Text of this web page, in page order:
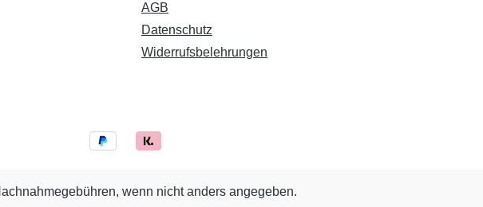
AGB
Datenschutz
Widerrufsbelehrungen
wenn nicht anders angegeben.